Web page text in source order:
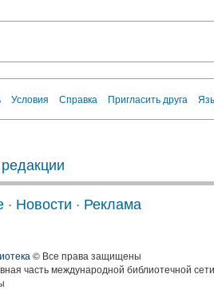
Условия Справка Пригласить друга
· Новости · Реклама
© Все права защищены
часть международной библиотечной